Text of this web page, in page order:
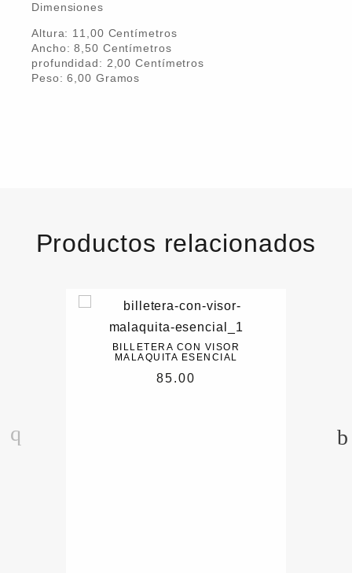
Dimensiones
Altura: 11,00 Centímetros
Ancho:8,50 Centímetros
profundidad: 2,00 Centímetros
Peso:6,00 Gramos
Productos relacionados
BILLETERA CON VISOR
MALAQUITA ESENCIAL
85.00